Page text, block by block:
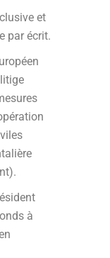
et
par écrit.
à